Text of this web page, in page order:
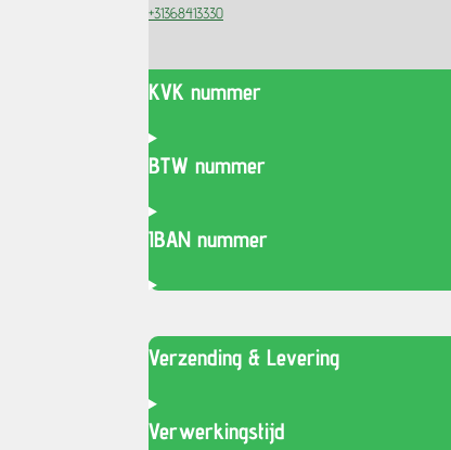
+31368413330
KVK nummer
BTW nummer
IBAN nummer
Verzending & Levering
Verwerkingstijd